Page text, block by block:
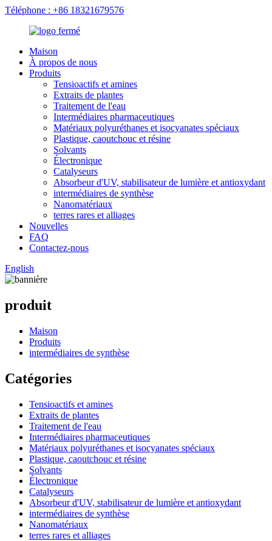
Téléphone : +86 18321679576
Maison
À propos de nous
Produits
Tensioactifs et amines
Extraits de plantes
Traitement de l'eau
Intermédiaires pharmaceutiques
Matériaux polyuréthanes et isocyanates spéciaux
Plastique, caoutchouc et résine
Solvants
Électronique
Catalyseurs
Absorbeur d'UV, stabilisateur de lumière et antioxydant
intermédiaires de synthèse
Nanomatériaux
terres rares et alliages
Nouvelles
FAQ
Contactez-nous
English
produit
Maison
Produits
intermédiaires de synthèse
Catégories
Tensioactifs et amines
Extraits de plantes
Traitement de l'eau
Intermédiaires pharmaceutiques
Matériaux polyuréthanes et isocyanates spéciaux
Plastique, caoutchouc et résine
Solvants
Électronique
Catalyseurs
Absorbeur d'UV, stabilisateur de lumière et antioxydant
intermédiaires de synthèse
Nanomatériaux
terres rares et alliages